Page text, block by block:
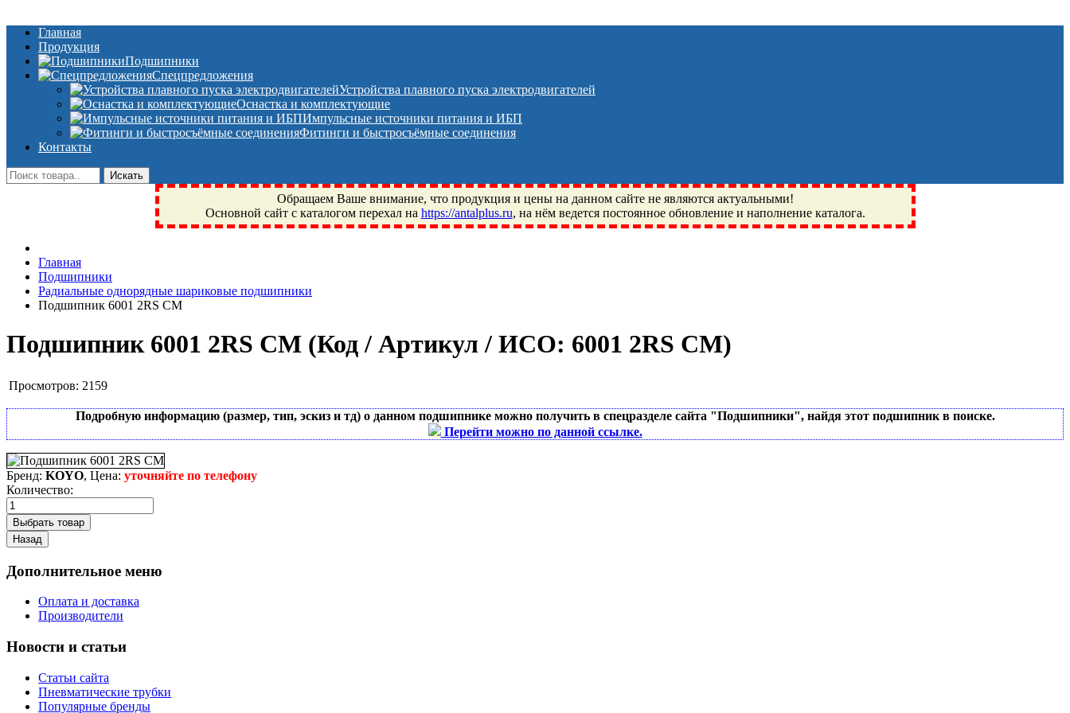
Главная
Продукция
Подшипники
Спецпредложения
Устройства плавного пуска электродвигателей
Оснастка и комплектующие
Импульсные источники питания и ИБП
Фитинги и быстросъёмные соединения
Контакты
Обращаем Ваше внимание, что продукция и цены на данном сайте не являются актуальными!
Основной сайт с каталогом перехал на https://antalplus.ru, на нём ведется постоянное обновление и наполнение каталога.
Фрязино, Антал+, плюс, Свердловский, Загорянский, Юбилейный, Щелково, Москва, Пушкино, Королёв, Балашиха, Фряново, Монино, Ивантеевка, подшипники, пневматика, метизы,
техника, сварочные аппараты, NIS, NSK, JED, KPT, NXZ, ГПЗ, Neutral, WHX, ZWZ, CRAFT, СПЗ-4, NECTECH, KG, LQY, DPI, BSN, SPZ, РФ, BMZ, ХАРП, CX, РОЛТОМ, APZ, FBJ, KYK,
NTN, SKF, купить, заказать
Главная
Подшипники
Радиальные однорядные шариковые подшипники
Подшипник 6001 2RS CM
Подшипник 6001 2RS CM (Код / Артикул / ИСО: 6001 2RS CM)
Просмотров: 2159
Подробную информацию (размер, тип, эскиз и тд) о данном подшипнике можно получить в спецразделе сайта "Подшипники", найдя этот подшипник в поиске.
Перейти можно по данной ссылке.
Бренд: KOYO, Цена: уточняйте по телефону
Количество:
Дополнительное меню
Оплата и доставка
Производители
Новости и статьи
Статьи сайта
Пневматические трубки
Популярные бренды